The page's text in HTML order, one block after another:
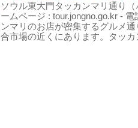
ソウル東大門タッカンマリ通り
ームページ : tour.jongno.go.kr -
ンマリのお店が密集するグルメ
合市場の近くにあります。タッ